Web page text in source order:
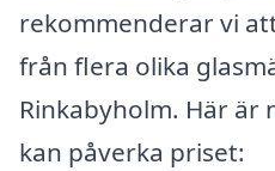
rekommenderar vi
från flera olika
Rinkabyholm. Här är
kan påverka priset: